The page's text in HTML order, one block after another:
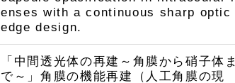
enses with a continuous sharp optic
edge design.
「中間透光体の再建～角膜から硝子体ま
で～」角膜の機能再建（人工角膜の現